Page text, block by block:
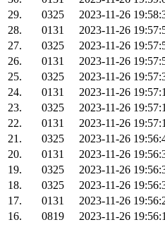
29.
0325 2023-11-26
28.
0131 2023-11-26
27.
0325 2023-11-26
26.
0131 2023-11-26
25.
0325 2023-11-26
24.
0131 2023-11-26
23.
0325 2023-11-26
22.
0131 2023-11-26
21.
0325 2023-11-26
20.
0131 2023-11-26
19.
0325 2023-11-26
18.
0325 2023-11-26
17.
0131 2023-11-26
16.
0819 2023-11-26